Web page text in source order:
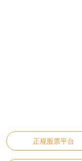
正规股票平台